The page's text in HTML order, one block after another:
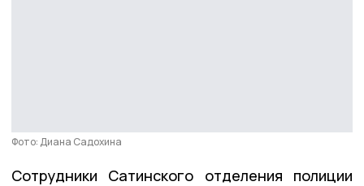
Фото: Диана Садохина
Сотрудники Сатинского отделения полиции